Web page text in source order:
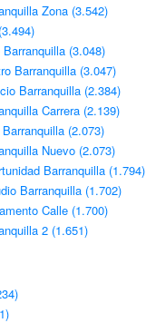
Zona (3.542)
(3.048)
Barranquilla (3.047)
Barranquilla (2.384)
Carrera (2.139)
(2.073)
Nuevo (2.073)
Barranquilla (1.794)
Barranquilla (1.702)
Calle (1.700)
2 (1.651)